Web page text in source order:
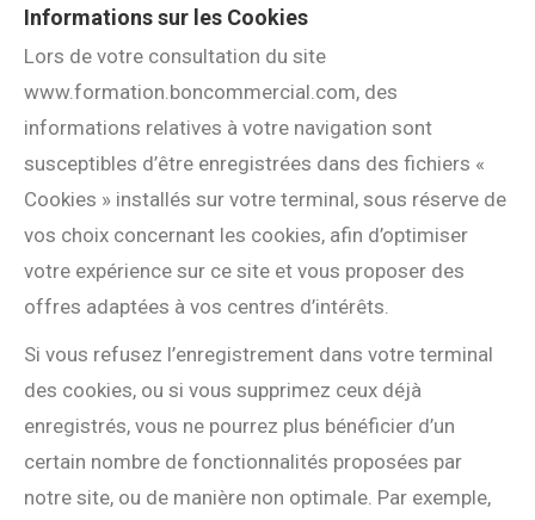
Informations sur les Cookies
Lors de votre consultation du site
www.formation.boncommercial.com, des
informations relatives à votre navigation sont
susceptibles d’être enregistrées dans des fichiers «
Cookies » installés sur votre terminal, sous réserve de
vos choix concernant les cookies, afin d’optimiser
votre expérience sur ce site et vous proposer des
offres adaptées à vos centres d’intérêts.
Si vous refusez l’enregistrement dans votre terminal
des cookies, ou si vous supprimez ceux déjà
enregistrés, vous ne pourrez plus bénéficier d’un
certain nombre de fonctionnalités proposées par
notre site, ou de manière non optimale. Par exemple,